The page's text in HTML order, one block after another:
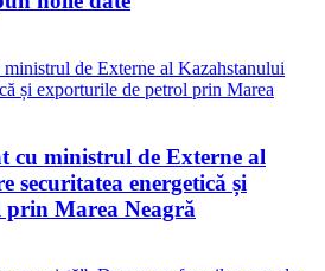
cu ministrul de Externe al
securitatea energetică și
Marea Neagră